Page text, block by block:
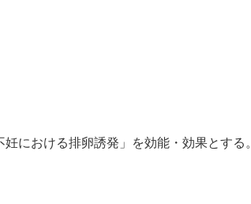
における排卵誘発」を効能・効果とする。